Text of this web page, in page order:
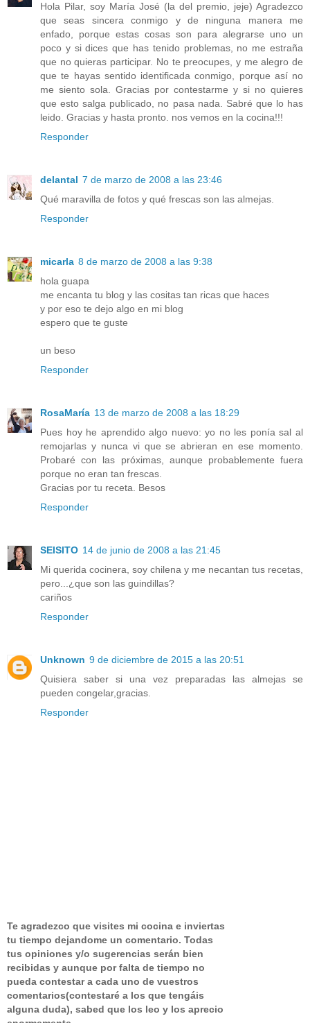
Hola Pilar, soy María José (la del premio, jeje) Agradezco
que seas sincera conmigo y de ninguna manera me
enfado, porque estas cosas son para alegrarse uno un
poco y si dices que has tenido problemas, no me estraña
que no quieras participar. No te preocupes, y me alegro de
que te hayas sentido identificada conmigo, porque así no
me siento sola. Gracias por contestarme y si no quieres
que esto salga publicado, no pasa nada. Sabré que lo has
leido. Gracias y hasta pronto. nos vemos en la cocina!!!
Responder
delantal 7 de marzo de 2008 a las 23:46
Qué maravilla de fotos y qué frescas son las almejas.
Responder
micarla 8 de marzo de 2008 a las 9:38
hola guapa
me encanta tu blog y las cositas tan ricas que haces
y por eso te dejo algo en mi blog
espero que te guste
un beso
Responder
RosaMaría 13 de marzo de 2008 a las 18:29
Pues hoy he aprendido algo nuevo: yo no les ponía sal al
remojarlas y nunca vi que se abrieran en ese momento.
Probaré con las próximas, aunque probablemente fuera
porque no eran tan frescas.
Gracias por tu receta. Besos
Responder
SEISITO 14 de junio de 2008 a las 21:45
Mi querida cocinera, soy chilena y me necantan tus recetas,
pero...¿que son las guindillas?
cariños
Responder
Unknown 9 de diciembre de 2015 a las 20:51
Quisiera saber si una vez preparadas las almejas se
pueden congelar,gracias.
Responder
Te agradezco que visites mi cocina e inviertas
tu tiempo dejandome un comentario. Todas
tus opiniones y/o sugerencias serán bien
recibidas y aunque por falta de tiempo no
pueda contestar a cada uno de vuestros
comentarios(contestaré a los que tengáis
alguna duda), sabed que los leo y los aprecio